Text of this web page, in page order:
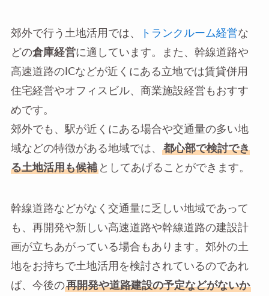
郊外で行う土地活用では、 トランクルーム経営な
どの倉庫経営に適しています。また、幹線道路や
高速道路のICなどが近くにある立地では賃貸併用
住宅経営やオフィスビル、商業施設経営もおすす
めです。
郊外でも、駅が近くにある場合や交通量の多い地
域などの特徴がある地域では、
都心部で検討でき
る土地活用も候補としてあげることができます。
幹線道路などがなく交通量に乏しい地域であって
も、再開発や新しい高速道路や幹線道路の建設計
画が立ちあがっている場合もあります。郊外の土
地をお持ちで土地活用を検討されているのであれ
ば、今後の再開発や道路建設の予定などがないか